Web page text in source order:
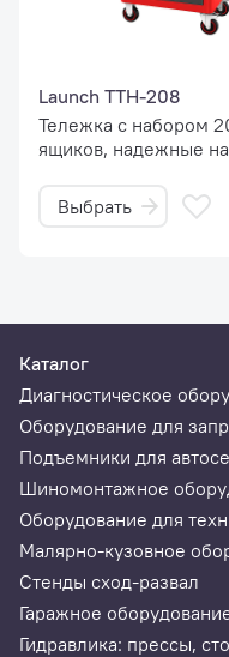
Launch ТТH-208
Тележка с набором
ящиков, надежные
Выбрать
Каталог
Диагностическое
Оборудование для
Подъемники для
Шиномонтажное
Оборудование для
Малярно-кузовное
Стенды сход-развал
Гаражное
Гидравлика: прессы,